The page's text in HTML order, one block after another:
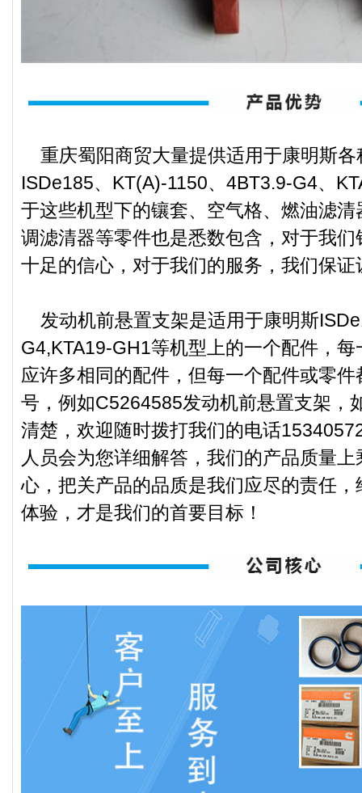
重庆蜀阳商贸大量提供适用于康明斯各
ISDe185、KT(A)-1150、4BT3.9-G4、
于这些机型下的镶套、空气格、燃油滤
调滤清器等零件也是悉数包含，对于我
十足的信心，对于我们的服务，我们保证
发动机前悬置支架是适用于康明斯
G4,KTA19-GH1等机型上的一个配件，
应许多相同的配件，但每一个配件或零
号，例如C5264585发动机前悬置支架，
清楚，欢迎随时拨打我们的电话
人员会为您详细解答，我们的产品质量
心，把关产品的品质是我们应尽的责任
体验，才是我们的首要目标！